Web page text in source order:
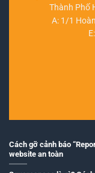
Thành Phố
A: 1/1
E:
Cách gỡ cảnh báo
website an toàn